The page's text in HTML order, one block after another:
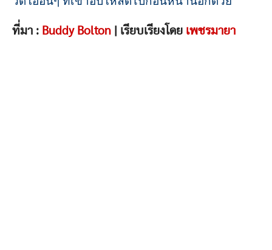
ที่มา : Buddy Bolton | เรียบเรียงโดย เพชรมายา